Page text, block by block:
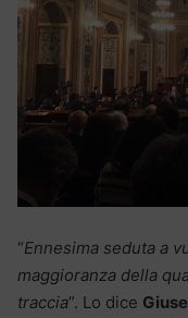
“Ennesima seduta a
maggioranza della
traccia”. Lo dice